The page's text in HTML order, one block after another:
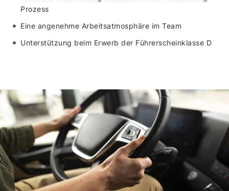
Prozess
Eine angenehme Arbeitsatmosphäre im Team
Unterstützung beim Erwerb der Führerscheinklasse D